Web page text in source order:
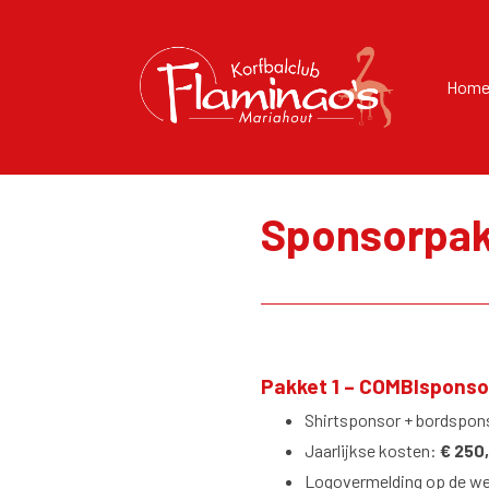
Home
Pakket 1 –
Shirtsponsor +
Jaarlijkse kosten: €
Logovermelding op de